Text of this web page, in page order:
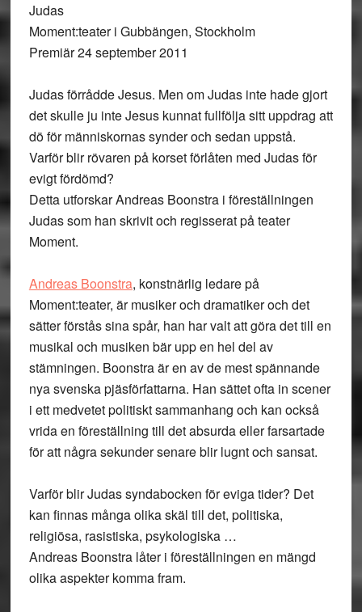
Judas
Moment:teater i Gubbängen, Stockholm
Premiär 24 september 2011
Judas förrådde Jesus. Men om Judas inte hade gjort
det skulle ju inte Jesus kunnat fullfölja sitt uppdrag att
dö för människornas synder och sedan uppstå.
Varför blir rövaren på korset förlåten med Judas för
evigt fördömd?
Detta utforskar Andreas Boonstra i föreställningen
Judas som han skrivit och regisserat på teater
Moment.
Andreas Boonstra, konstnärlig ledare på
Moment:teater, är musiker och dramatiker och det
sätter förstås sina spår, han har valt att göra det till en
musikal och musiken bär upp en hel del av
stämningen. Boonstra är en av de mest spännande
nya svenska pjäsförfattarna. Han sättet ofta in scener
i ett medvetet politiskt sammanhang och kan också
vrida en föreställning till det absurda eller farsartade
för att några sekunder senare blir lugnt och sansat.
Varför blir Judas syndabocken för eviga tider? Det
kan finnas många olika skäl till det, politiska,
religiösa, rasistiska, psykologiska …
Andreas Boonstra låter i föreställningen en mängd
olika aspekter komma fram.